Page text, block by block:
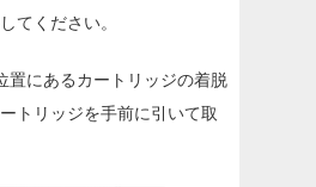
てください。
置にあるカートリッジの着脱
トリッジを手前に引いて取